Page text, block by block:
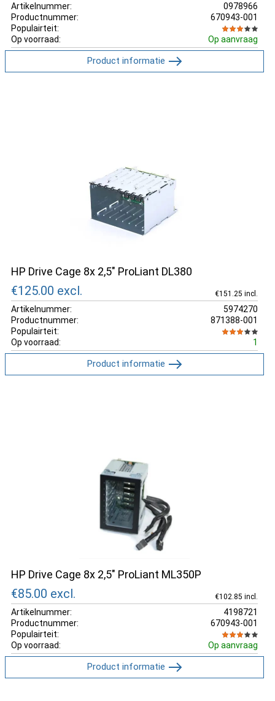
Artikelnummer:
0978966
Productnummer:
670943-001
Populairteit:
Op voorraad:
Op aanvraag
Product informatie
HP Drive Cage 8x 2,5" ProLiant DL380
€125.00 excl. €151.25 incl.
Artikelnummer:
5974270
Productnummer:
871388-001
Populairteit:
Op voorraad:
1
Product informatie
HP Drive Cage 8x 2,5" ProLiant ML350P
€85.00 excl. €102.85 incl.
Artikelnummer:
4198721
Productnummer:
670943-001
Populairteit:
Op voorraad:
Op aanvraag
Product informatie